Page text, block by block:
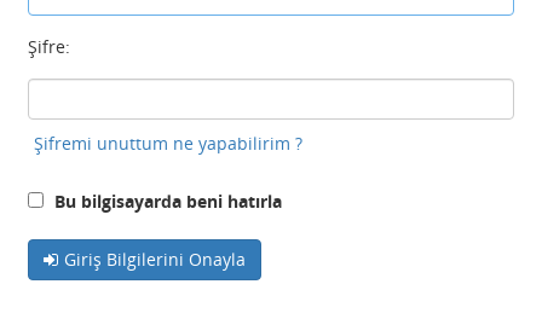
Şifre:
Şifremi unuttum ne yapabilirim ?
Bu bilgisayarda beni hatırla
Giriş Bilgilerini Onayla